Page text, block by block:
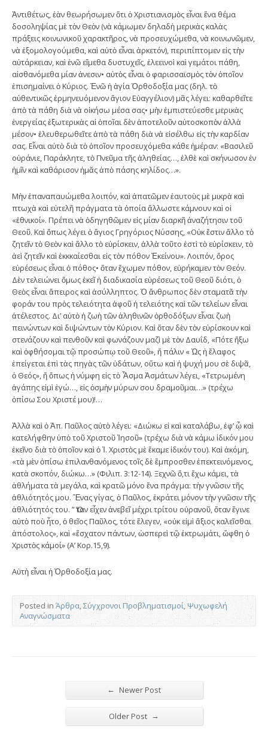
Ἀντιθέτως, ἐὰν θεωρήσωμεν ὅτι ὁ Χριστιανισμὸς εἶναι ἕνα θέμα
δοσοληψίας μὲ τὸν Θεὸν (νὰ κάμωμεν δηλαδὴ μερικὰς καλὰς
πράξεις κοινωνικοῦ χαρακτῆρος, νὰ προσευχώμεθα, νὰ κοινωνῶμεν,
νὰ ἐξομολογούμεθα, καὶ αὐτὸ εἶναι ἀρκετόν), περιπίπτομεν εἰς τὴν
αὐτάρκειαν, καὶ ἐνῶ εἴμεθα δυστυχεῖς, ἐλεεινοὶ καὶ γεμάτοι πάθη,
αἰσθανόμεθα μίαν ἀνεσιν• αὐτὸς εἶναι ὁ φαρισσαϊσμὸς τὸν ὁποῖον
ἐπισημαίνει ὁ Κύριος. Ἐνῶ ἡ ἁγία Ὀρθοδοξία μας (δηλ. τὸ
αὐθεντικῶς ἑρμηνευόμενον ἅγιον Εὐαγγέλιον) μᾶς λέγει: καθαρθεῖτε
ἀπὸ τὰ πάθη διὰ νὰ οἰκήσω μέσα σας• μὴν ἐμπιστεύεσθε μερικὰς
ἐνεργείας ἐξωτερικὰς αἱ ὁποῖαι δὲν ἀποτελοῦν αὐτοσκοπὸν ἀλλὰ
μέσον• ἐλευθερωθεῖτε ἀπὸ τὰ πάθη διὰ νὰ εἰσέλθω εἰς τὴν καρδίαν
σας. Εἶναι αὐτὸ διὰ τὸ ὁποῖον προσευχόμεθα κάθε ἡμέραν: «Βασιλεῦ
οὐράνιε, Παράκλητε, τὸ Πνεῦμα τῆς ἀληθείας…, ἐλθὲ καὶ σκήνωσον ἐν
ἡμῖν καὶ καθάρισον ἡμᾶς ἀπὸ πάσης κηλίδος…».
Μὴν ἐπαναπαυώμεθα λοιπόν, καὶ ἀπατῶμεν ἑαυτοὺς μὲ μικρὰ καὶ
πτωχὰ καὶ εὐτελῆ πράγματα τὰ ὁποία ἄλλωστε κάμνουν καὶ οἱ
«ἐθνικοί». Πρέπει νὰ ὁδηγηθῶμεν εἰς μίαν διαρκῆ ἀναζήτησιν τοῦ
Θεοῦ. Καὶ ὅπως λέγει ὁ ἅγιος Γρηγόριος Νύσσης, «Οὐκ ἔστιν ἄλλο τὸ
ζητεῖν τὸ Θεὸν καὶ ἄλλο τὸ εὑρίσκειν, ἀλλὰ τοῦτο ἐστὶ τὸ εὑρίσκειν, τὸ
ἀεὶ ζητεῖν καὶ ἐκκκαίεσθαι εἰς τὸν πόθον Ἐκείνου». Λοιπόν, ὅρος
εὑρέσεως εἶναι ὁ πόθος• ὅταν ἔχωμεν πόθον, εὑρήκαμεν τὸν Θεόν.
Δὲν τελειώνει ὅμως ἐκεῖ ἡ διαδικασία εὑρέσεως τοῦ Θεοῦ διότι, ὁ
Θεὸς εἶναι ἄπειρος καὶ ἀσύλληπτος. Ὁ ἄνθρωπος δὲν σταματᾶ τὴν
φοράν του πρὸς τελειότητα ἀφοῦ ἡ τελειότης καὶ τῶν τελείων εἶναι
ἀτέλεστος. Δι’ αὐτὸ ἡ ζωὴ τῶν ἀληθινῶν ὀρθοδόξων εἶναι ζωὴ
πεινώντων καὶ διψώντων τὸν Κύριον. Καὶ ὅταν δὲν τὸν εὑρίσκουν καὶ
στενάζουν καὶ πενθοῦν καὶ φωνάζουν μαζὶ μὲ τὸν Δαυΐδ, «Πότε ἤξω
καὶ ὀφθήσομαι τῷ προσώπῳ τοῦ Θεοῦ», ἤ πάλιν « Ὡς ἡ ἔλαφος
ἐπείγεται ἐπὶ τὰς πηγὰς τῶν ὑδάτων, οὕτω καὶ ἡ ψυχή μου σὲ διψᾶ,
ὁ Θεός», ἤ ὅπως ἡ νύμφη εἰς τὸ Ἆσμα Ἀσμάτων λέγει, «Τετρωμένη
ἀγάπης εἰμὶ ἐγώ…, εἰς ὀσμὴν μύρων σου δραμοῦμαι…» (τρέχω
ὀπίσω Σου Χριστέ μου)!…
Ἀλλὰ καὶ ὁ Ἀπ. Παῦλος αὐτὸ λέγει: «Διώκω εἰ καὶ καταλάβω, ἐφ’ ᾧ καὶ
κατελήφθην ὑπὸ τοῦ Χριστοῦ Ἰησοῦ» (τρέχω διὰ νὰ κάμω ἰδικόν μου
ἐκεῖνο διὰ τὸ ὁποῖον καὶ ὁ Ἰ. Χριστὸς μὲ ἔκαμε ἰδικόν του). Καὶ ἀκόμη,
«τὰ μὲν ὀπίσω ἐπιλανθανόμενος τοῖς δὲ ἔμπροσθεν ἐπεκτεινόμενος,
κατὰ σκοπόν, διώκω…» (Φιλιπ. 3:12-14). Ξεχνῶ ὅ,τι ἔχω κάμει, τὰ
ἀθλήματα τὰ μεγάλα, καὶ κρατῶ μόνο ἕνα πράγμα: τὴν γνῶσιν τῆς
ἀθλιότητός μου. Ἕνας γίγας, ὁ Παῦλος, ἐκράτει μόνον τὴν γνῶσιν τῆς
ἀθλιότητός του. ” Ὅταν εἶχεν ἀνεβεῖ μέχρι τρίτου οὐρανοῦ, ὅταν ἔγινε
αὐτὸ ποὺ ἦτο, ὁ θεῖος Παῦλος, τότε ἔλεγεν, «οὐκ εἰμὶ ἄξιος καλεῖσθαι
ἀπόστολος», καὶ «ἔσχατον πάντων, ὡσπερεὶ τῷ ἐκτρωμάτι, ὤφθη ὁ
Χριστὸς κάμοί» (Α’ Κορ.15,9).
Αὐτὴ εἶναι ἡ Ὀρθοδοξία μας.
Posted in Άρθρα,Σύγχρονοι Προβληματισμοί,Ψυχωφελή
Αναγνώσματα
← Newer Post
Older Post →